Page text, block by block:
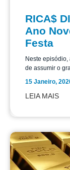
RICA$
Ano
Festa
Neste
de assumir o
15 Janeiro,
LEIA MAIS